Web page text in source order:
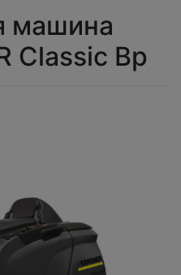
машина
Classic Bp